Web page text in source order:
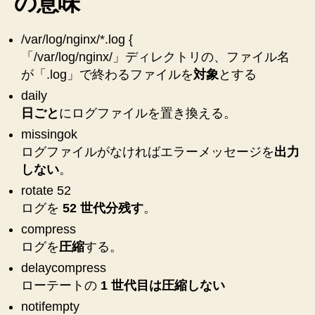
/var/log/nginx/*.log {
「/var/log/nginx/」ディレクトリの、ファイル名
が「.log」で終わるファイルを対象とする
daily
日ごと にログファイルを置き換える。
missingok
ログファイルがなければエラーメッセージを出力
しない。
rotate 52
ログを 52 世代分残す。
compress
ログを圧縮する。
delaycompress
ローテートの 1 世代目は圧縮しない
notifempty